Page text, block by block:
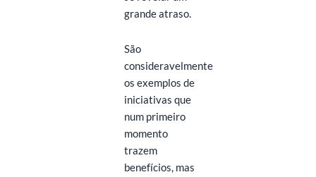
grande atraso.
São
consideravelmente
os exemplos de
iniciativas que
num primeiro
momento
trazem
benefícios, mas